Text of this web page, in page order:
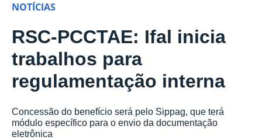
NOTÍCIAS
RSC-PCCTAE: Ifal inicia
trabalhos para
regulamentação interna
Concessão do benefício será pelo Sippag, que terá
módulo específico para o envio da documentação
eletrônica